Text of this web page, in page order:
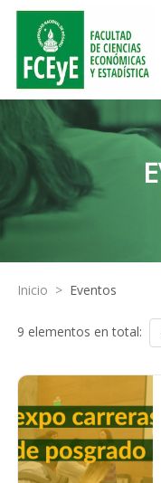
Inicio > Eventos
9 elementos en total: